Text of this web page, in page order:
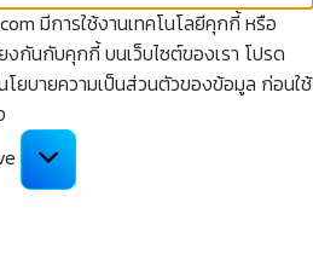
มีการใช้งานเทคโนโลยีคุกกี้ หรือ
กันกับคุกกี้ บนเว็บไซต์ของเรา โปรด
โยบายความเป็นส่วนตัวของข้อมูล ก่อนใช้